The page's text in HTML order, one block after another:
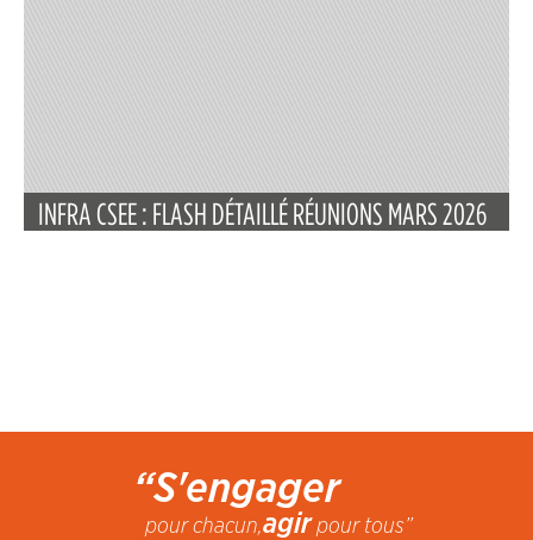
INFRA CSEE : FLASH DÉTAILLÉ RÉUNIONS MARS 2026
“S'engager
pour chacun,agirpour tous”